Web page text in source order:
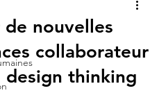
de nouvelles
collaborateur
design thinking
sur 5.